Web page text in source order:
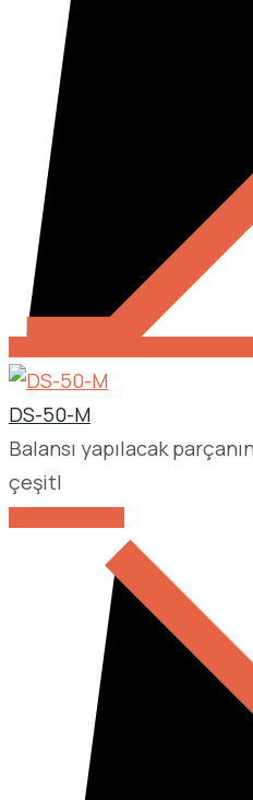
DS-50-M
Balansı yapılacak
çeşitl